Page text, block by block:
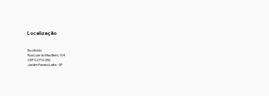
Localização
Escritório:
Rua Luar do Meu Bem, 104
CEP 02710-050
Jardim Pereira Leite - SP